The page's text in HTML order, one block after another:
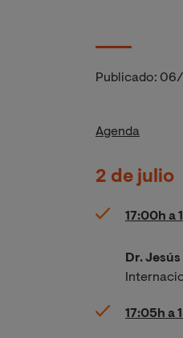
Publicado:
Agenda
2 de julio
17:00h a
Dr.
17:05h a